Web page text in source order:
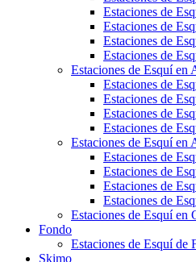
Estaciones de
Estaciones de
Estaciones de
Estaciones de
Estaciones de Esquí en
Estaciones de
Estaciones de
Estaciones de
Estaciones de
Estaciones de Esquí en
Estaciones de
Estaciones de
Estaciones de
Estaciones de
Estaciones de Esquí en
Fondo
Estaciones de Esquí de
Skimo